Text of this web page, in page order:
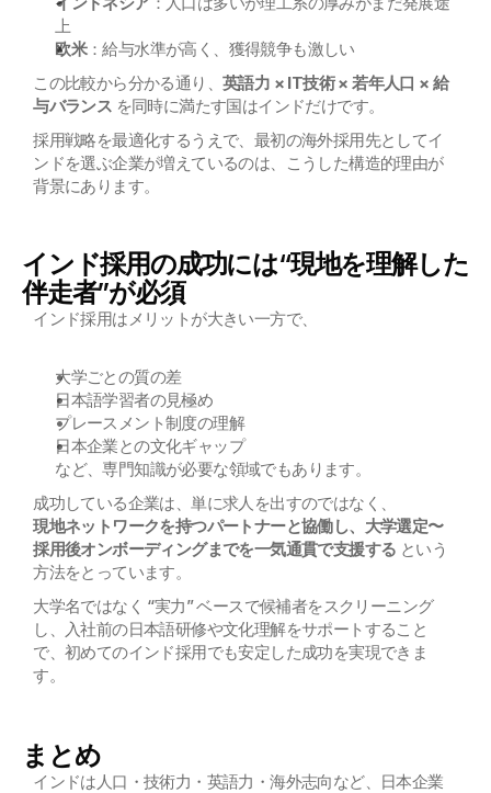
上
欧米：給与水準が高く、獲得競争も激しい
この比較から分かる通り、英語力 × IT技術 × 若年人口 × 給
与バランス を同時に満たす国はインドだけです。
採用戦略を最適化するうえで、最初の海外採用先としてイ
ンドを選ぶ企業が増えているのは、こうした構造的理由が
背景にあります。
インド採用の成功には“現地を理解した
伴走者”が必須
インド採用はメリットが大きい一方で、
大学ごとの質の差
日本語学習者の見極め
プレースメント制度の理解
日本企業との文化ギャップ
など、専門知識が必要な領域でもあります。
成功している企業は、単に求人を出すのではなく、
現地ネットワークを持つパートナーと協働し、大学選定〜
採用後オンボーディングまでを一気通貫で支援する という
方法をとっています。
大学名ではなく “実力” ベースで候補者をスクリーニング
し、入社前の日本語研修や文化理解をサポートすること
で、初めてのインド採用でも安定した成功を実現できま
す。
まとめ
インドは人口・技術力・英語力・海外志向など、日本企業